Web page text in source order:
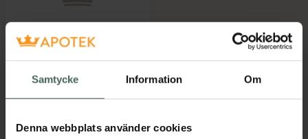
Samtycke Information Om
Denna webbplats använder cookies
Vänderot, rot,